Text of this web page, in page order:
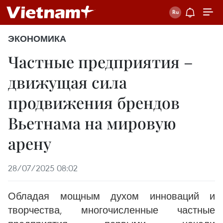
ЭКОНОМИКА
Частные предприятия –
движущая сила
продвижения брендов
Вьетнама на мировую
арену
28/07/2025 08:02
Обладая мощным духом инноваций и
творчества, многочисленные частные